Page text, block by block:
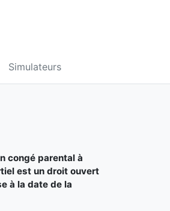
Simulateurs
congé parental à
est un droit ouvert
à la date de la